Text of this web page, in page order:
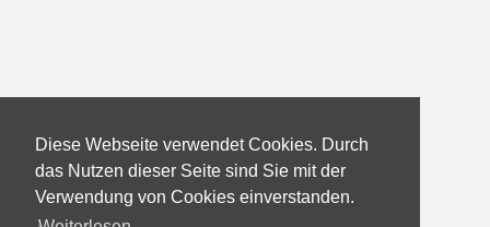
Diese Webseite verwendet Cookies. Durch
das Nutzen dieser Seite sind Sie mit der
Verwendung von Cookies einverstanden.